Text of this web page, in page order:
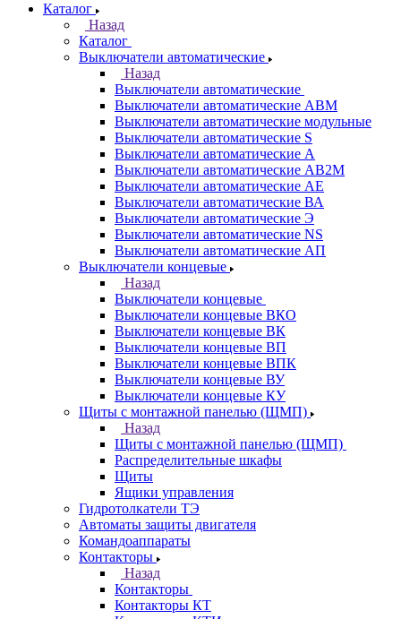
Каталог
Назад
Каталог
Выключатели автоматические
Назад
Выключатели автоматические
Выключатели автоматические АВМ
Выключатели автоматические модульные
Выключатели автоматические S
Выключатели автоматические А
Выключатели автоматические АВ2М
Выключатели автоматические АЕ
Выключатели автоматические ВА
Выключатели автоматические Э
Выключатели автоматические NS
Выключатели автоматические АП
Выключатели концевые
Назад
Выключатели концевые
Выключатели концевые ВКО
Выключатели концевые ВК
Выключатели концевые ВП
Выключатели концевые ВПК
Выключатели концевые ВУ
Выключатели концевые КУ
Щиты с монтажной панелью (ЩМП)
Назад
Щиты с монтажной панелью (ЩМП)
Распределительные шкафы
Щиты
Ящики управления
Гидротолкатели ТЭ
Автоматы защиты двигателя
Командоаппараты
Контакторы
Назад
Контакторы
Контакторы КТ